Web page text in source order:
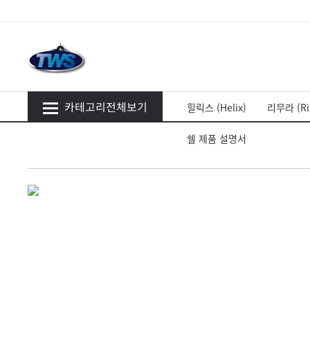
카테고리전체보기 힐릭스 (Helix) 리무라
쉘 제품 설명서